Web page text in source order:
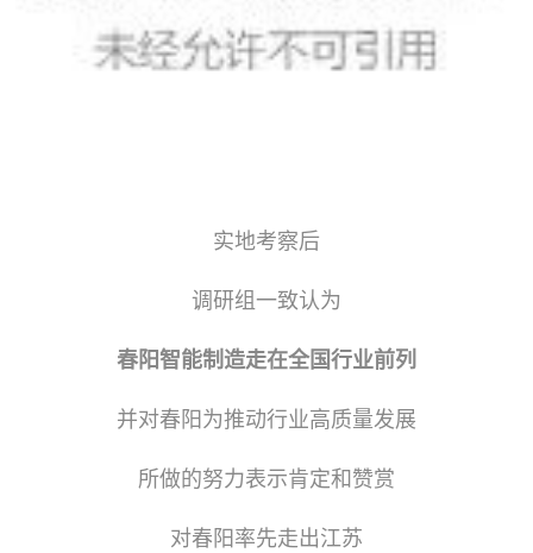
实地考察后
调研组一致认为
春阳智能制造走在全国行业前列
并对春阳为推动行业高质量发展
所做的努力表示肯定和赞赏
对春阳率先走出江苏